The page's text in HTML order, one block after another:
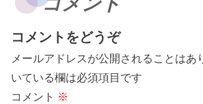
コメントをどうぞ
メールアドレスが公開されることはあ
いている欄は必須項目です
コメント ※